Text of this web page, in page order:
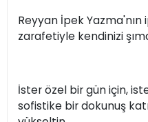
Reyyan İpek Yazma'nın
zarafetiyle kendinizi
İster özel bir gün için,
sofistike bir dokunuş